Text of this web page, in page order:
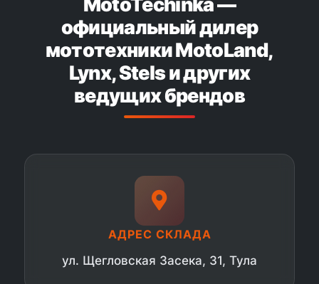
MotoTechinka —
официальный дилер
мототехники MotoLand,
Lynx, Stels и других
ведущих брендов
АДРЕС СКЛАДА
ул. Щегловская Засека, 31, Тула